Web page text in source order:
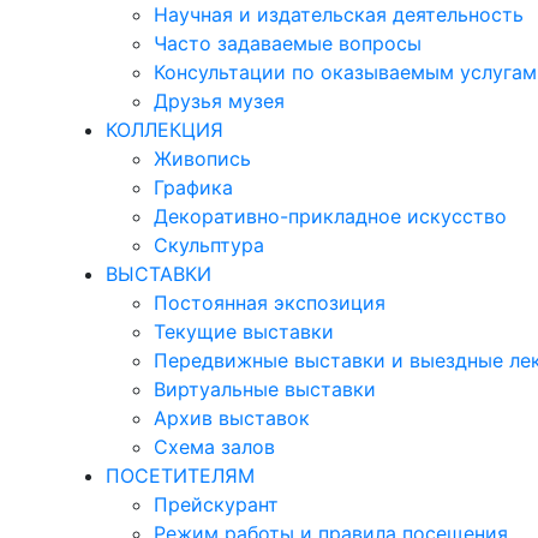
Научная и издательская деятельность
Часто задаваемые вопросы
Консультации по оказываемым услугам
Друзья музея
КОЛЛЕКЦИЯ
Живопись
Графика
Декоративно-прикладное искусство
Скульптура
ВЫСТАВКИ
Постоянная экспозиция
Текущие выставки
Передвижные выставки и выездные
Виртуальные выставки
Архив выставок
Схема залов
ПОСЕТИТЕЛЯМ
Прейскурант
Режим работы и правила посещения